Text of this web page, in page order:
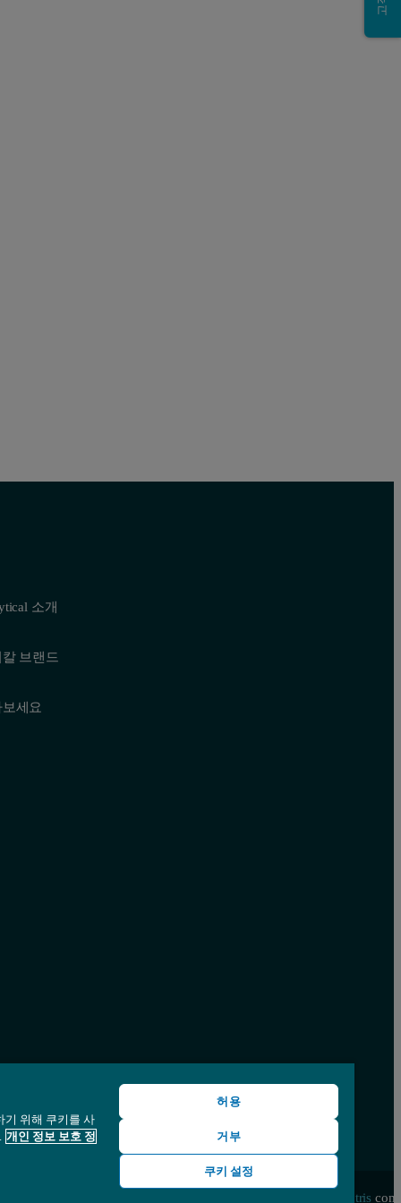
소개
브랜드
세요
Spectris
기 위해 쿠키를 사
개인 정보 보호 정
허용
거부
쿠키 설정